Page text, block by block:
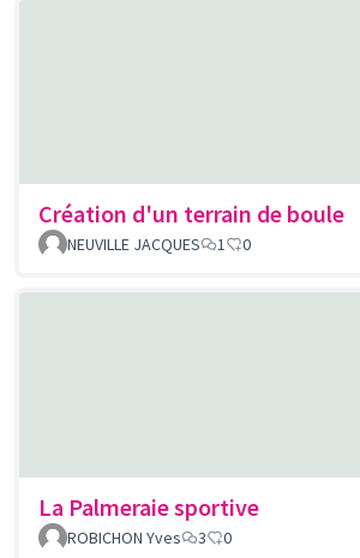
Création d'un terrain de boule
NEUVILLE JACQUES
1 0
La Palmeraie sportive
ROBICHON Yves
3 0